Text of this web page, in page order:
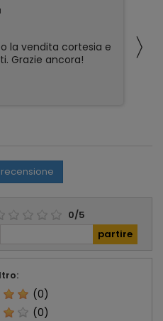
la vendita cortesia e
Grazie ancora!
〉
0/5
(0)
(0)